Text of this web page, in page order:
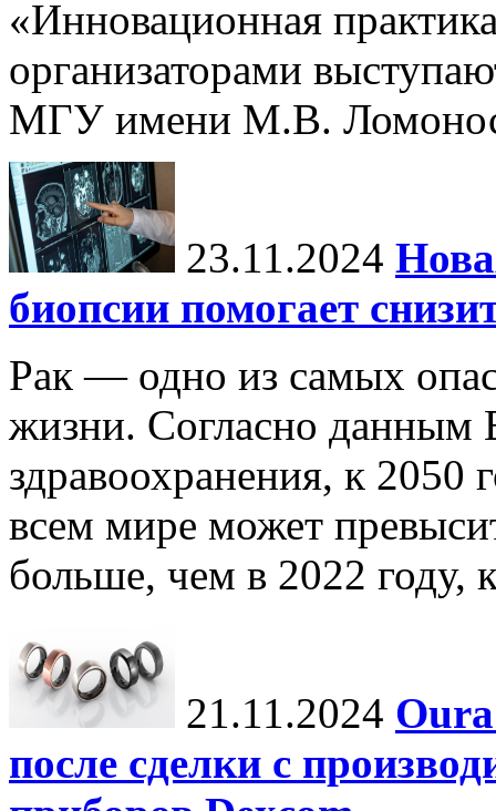
«Инновационная
организаторами
МГУ имени М.В.
23.11.2024
биопсии помогает
Рак — одно из самых
жизни. Согласно данным
здравоохранения, к 2050
всем мире может
больше, чем в 2022 году,
21.11.2024
после сделки с